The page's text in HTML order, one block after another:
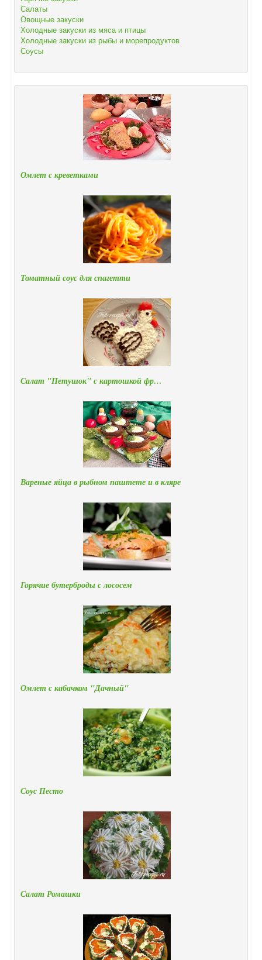
Салаты
Овощные закуски
Холодные закуски из мяса и птицы
Холодные закуски из рыбы и морепродуктов
Соусы
Омлет с креветками
Томатный соус для спагетти
Салат "Петушок" с картошкой фр…
Вареные яйца в рыбном паштете и в кляре
Горячие бутерброды с лососем
Омлет с кабачком "Дачный"
Соус Песто
Салат Ромашки